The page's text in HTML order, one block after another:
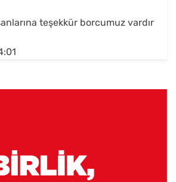
teşekkür borcumuz vardır